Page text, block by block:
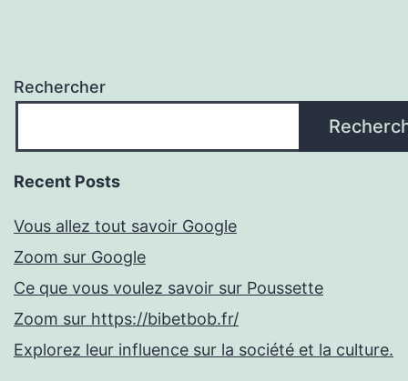
Rechercher
Recent Posts
Vous allez tout savoir Google
Zoom sur Google
Ce que vous voulez savoir sur Poussette
Zoom sur https://bibetbob.fr/
Explorez leur influence sur la société et la culture.